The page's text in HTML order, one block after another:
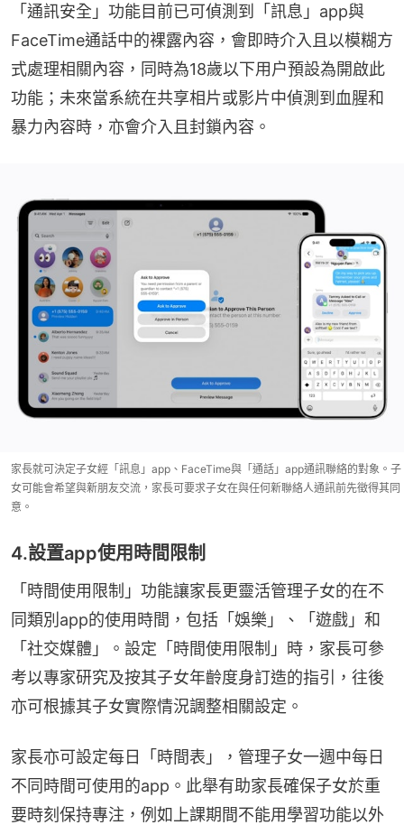
「通訊安全」功能目前已可偵測到「訊息」app與
FaceTime通話中的裸露內容，會即時介入且以模糊方
式處理相關內容，同時為18歲以下用户預設為開啟此
功能；未來當系統在共享相片或影片中偵測到血腥和
暴力內容時，亦會介入且封鎖內容。
家長就可決定子女經「訊息」app、FaceTime與「通話」app通訊聯絡的對象。子
女可能會希望與新朋友交流，家長可要求子女在與任何新聯絡人通訊前先徵得其同
意。
4.設置app使用時間限制
「時間使用限制」功能讓家長更靈活管理子女的在不
同類別app的使用時間，包括「娛樂」、「遊戲」和
「社交媒體」。設定「時間使用限制」時，家長可參
考以專家研究及按其子女年齡度身訂造的指引，往後
亦可根據其子女實際情況調整相關設定。
家長亦可設定每日「時間表」，管理子女一週中每日
不同時間可使用的app。此舉有助家長確保子女於重
要時刻保持專注，例如上課期間不能用學習功能以外